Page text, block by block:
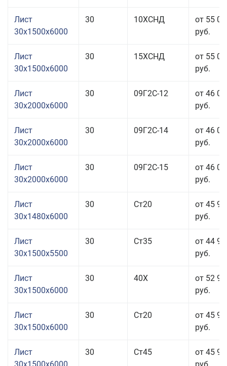
Лист
30x1500x6000
30 10ХСНД
от 55
руб.
Лист
30x1500x6000
30 15ХСНД
от 55
руб.
Лист
30x2000x6000
30 09Г2С-12
от 46
руб.
Лист
30x2000x6000
30 09Г2С-14
от 46
руб.
Лист
30x2000x6000
30 09Г2С-15
от 46
руб.
Лист
30x1480x6000
30 Ст20
от 45
руб.
Лист
30x1500x5500
30 Ст35
от 44
руб.
Лист
30x1500x6000
30 40Х
от 52
руб.
Лист
30x1500x6000
30 Ст20
от 45
руб.
Лист
30 Ст45
от 45